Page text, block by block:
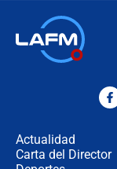
Actualidad
Carta del Director